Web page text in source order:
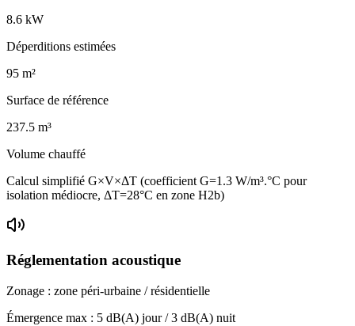
8.6 kW
Déperditions estimées
95 m²
Surface de référence
237.5 m³
Volume chauffé
Calcul simplifié G×V×ΔT (coefficient G=1.3 W/m³.°C pour
isolation médiocre, ΔT=28°C en zone H2b)
Réglementation acoustique
Zonage : zone péri-urbaine / résidentielle
Émergence max : 5 dB(A) jour /3 dB(A) nuit